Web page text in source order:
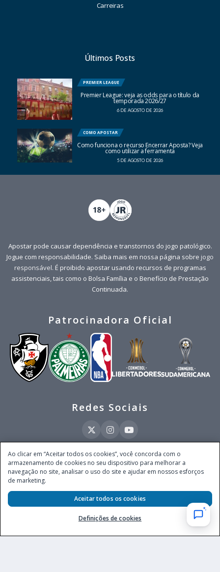
Carreiras
Últimos Posts
PREMIER LEAGUE
Premier League: veja as odds para o título da
temporada 2026/27
6 DE AGOSTO DE 2026
COMO APOSTAR
Como funciona o recurso Encerrar Aposta? Veja
como utilizar a ferramenta
5 DE AGOSTO DE 2026
Apostar pode causar dependência e transtornos do jogo patológico.
Jogue com responsabilidade. Saiba mais em nossa página sobre jogo
responsável. É proibido apostar usando recursos de programas
assistenciais, tais como o Bolsa Família e o Benefício de Prestação
Continuada.
Patrocinadora Oficial
Redes Sociais
Este site é operado pela Ventmear Brasil LTDA (CNPJ 52.868.380/0001-84), com
endereço na Avenida Brigadeiro Faria Lima, nº 4.055, 3º andar, Itaim Bibi, no
Município de São Paulo, Estado de São Paulo, CEP 04538-133, Brasil - empresa
autorizada a operar apostas de quota fixa em todo território nacional pela
Secretaria de Prêmios e Apostas do Ministério da Fazenda, conforme Portaria nº
247, de 07.02.2025, publicada no DOU em 11.2.2025.
Ao clicar em “Aceitar todos os cookies”, você concorda com o
armazenamento de cookies no seu dispositivo para melhorar a
navegação no site, analisar o uso do site e ajudar em nossos esforços
de marketing.
Definições de cookies
Aceitar todos os cookies